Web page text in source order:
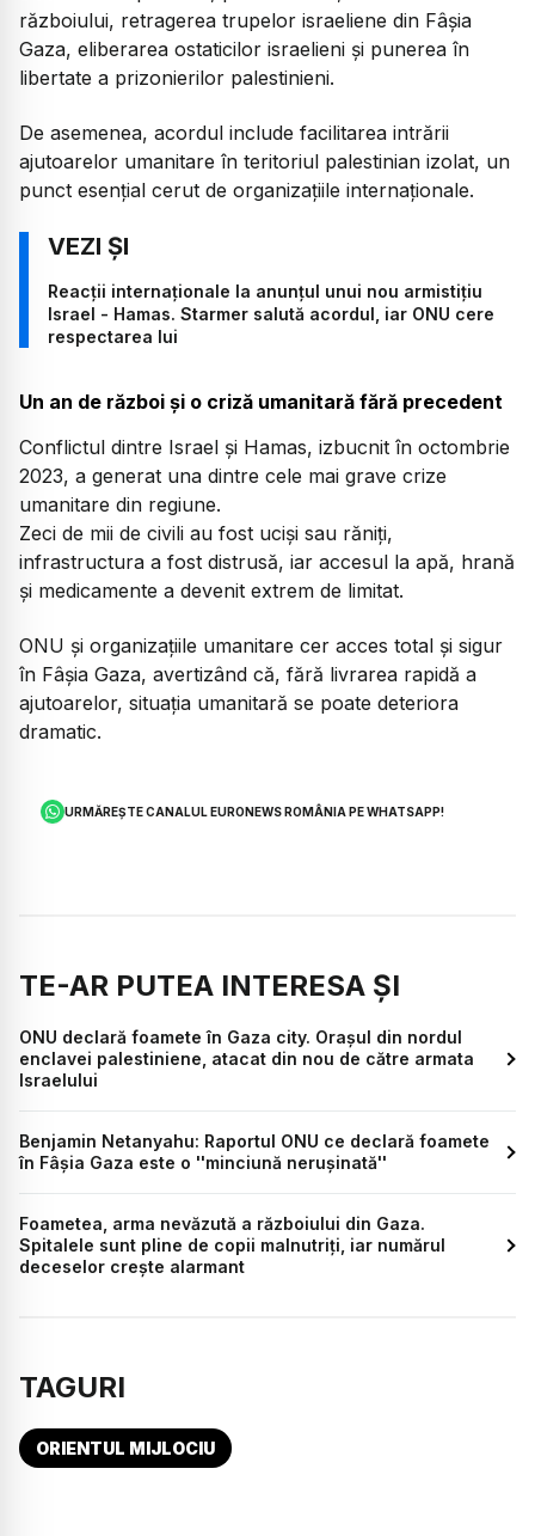
războiului, retragerea trupelor israeliene din Fâșia
Gaza, eliberarea ostaticilor israelieni și punerea în
libertate a prizonierilor palestinieni.
De asemenea, acordul include facilitarea intrării
ajutoarelor umanitare în teritoriul palestinian izolat, un
punct esențial cerut de organizațiile internaționale.
Reacții internaționale la anunțul unui nou armistițiu
Israel - Hamas. Starmer salută acordul, iar ONU cere
respectarea lui
Un an de război și o criză umanitară fără precedent
Conflictul dintre Israel și Hamas, izbucnit în octombrie
2023, a generat una dintre cele mai grave crize
umanitare din regiune.
Zeci de mii de civili au fost uciși sau răniți,
infrastructura a fost distrusă, iar accesul la apă, hrană
și medicamente a devenit extrem de limitat.
ONU și organizațiile umanitare cer acces total și sigur
în Fâșia Gaza, avertizând că, fără livrarea rapidă a
ajutoarelor, situația umanitară se poate deteriora
dramatic.
URMĂREȘTE CANALUL EURONEWS ROMÂNIA PE WHATSAPP!
TE-AR PUTEA INTERESA ȘI
ONU declară foamete în Gaza city. Orașul din nordul
enclavei palestiniene, atacat din nou de către armata
Israelului
Benjamin Netanyahu: Raportul ONU ce declară foamete
în Fâșia Gaza este o ''minciună nerușinată''
Foametea, arma nevăzută a războiului din Gaza.
Spitalele sunt pline de copii malnutriți, iar numărul
deceselor crește alarmant
TAGURI
ORIENTUL MIJLOCIU